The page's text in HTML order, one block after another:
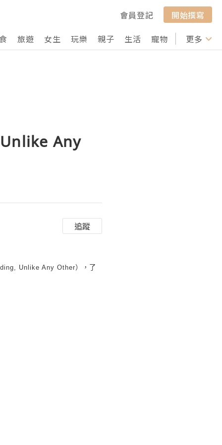
會員登記
開始撰寫
旅遊 女生 玩樂 親子 生活 寵物 行山 打卡
更多
Any
追蹤
Unlike Any Other），了